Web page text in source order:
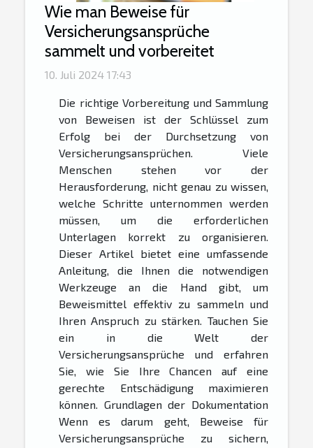
Wie man Beweise für
Versicherungsansprüche
sammelt und vorbereitet
10. Juli 2024 17:43
Die richtige Vorbereitung und Sammlung
von Beweisen ist der Schlüssel zum
Erfolg bei der Durchsetzung von
Versicherungsansprüchen. Viele
Menschen stehen vor der
Herausforderung, nicht genau zu wissen,
welche Schritte unternommen werden
müssen, um die erforderlichen
Unterlagen korrekt zu organisieren.
Dieser Artikel bietet eine umfassende
Anleitung, die Ihnen die notwendigen
Werkzeuge an die Hand gibt, um
Beweismittel effektiv zu sammeln und
Ihren Anspruch zu stärken. Tauchen Sie
ein in die Welt der
Versicherungsansprüche und erfahren
Sie, wie Sie Ihre Chancen auf eine
gerechte Entschädigung maximieren
können. Grundlagen der Dokumentation
Wenn es darum geht, Beweise für
Versicherungsansprüche zu sichern,